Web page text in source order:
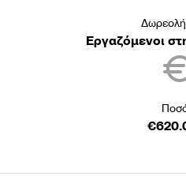
Εργαζόμενοι